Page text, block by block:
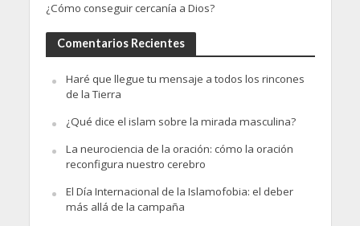
¿Cómo conseguir cercanía a Dios?
Comentarios Recientes
Haré que llegue tu mensaje a todos los rincones
de la Tierra
¿Qué dice el islam sobre la mirada masculina?
La neurociencia de la oración: cómo la oración
reconfigura nuestro cerebro
El Día Internacional de la Islamofobia: el deber
más allá de la campaña